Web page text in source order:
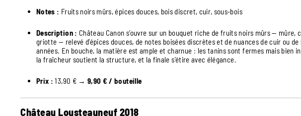
Notes : Fruits noirs mûrs, épices douces, bois discret, cuir, sous-bois
Description : Château Canon s’ouvre sur un bouquet riche de fruits noirs mûrs — mûre,
griotte — relevé d’épices douces, de notes boisées discrètes et de nuances de cuir ou de
années. En bouche, la matière est ample et charnue : les tanins sont fermes mais bien
la fraîcheur soutient la structure, et la finale s’étire avec élégance.
Prix : 13,90 € → 9,90 € / bouteille
Château Lousteauneuf 2018